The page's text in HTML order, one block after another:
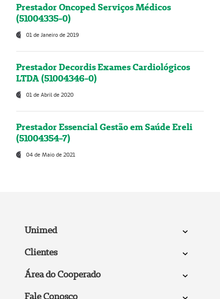
Prestador Oncoped Serviços Médicos
(51004335-0)
01 de Janeiro de 2019
Prestador Decordis Exames Cardiológicos
LTDA (51004346-0)
01 de Abril de 2020
Prestador Essencial Gestão em Saúde Ereli
(51004354-7)
04 de Maio de 2021
Unimed
Clientes
Área do Cooperado
Fale Conosco